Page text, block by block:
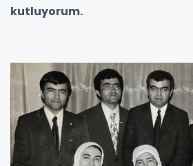
kutluyorum.